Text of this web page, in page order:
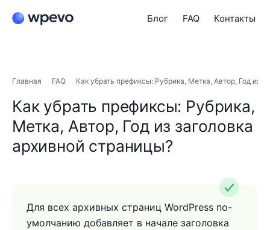
Блог FAQ Контакты
Главная FAQ Как убрать префиксы: Рубрика, Метка, Автор, Год из
Как убрать префиксы: Рубрика,
Метка, Автор, Год из заголовка
архивной страницы?
Для всех архивных страниц WordPress по-
умолчанию добавляет в начале заголовка